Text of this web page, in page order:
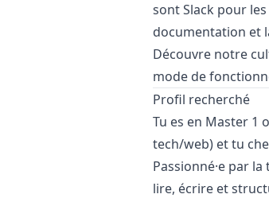
sont Slack pour
documentation et
Découvre notre
mode de
Profil recherché
Tu es en Master 1
tech/web) et tu
Passionné·e par
lire, écrire et